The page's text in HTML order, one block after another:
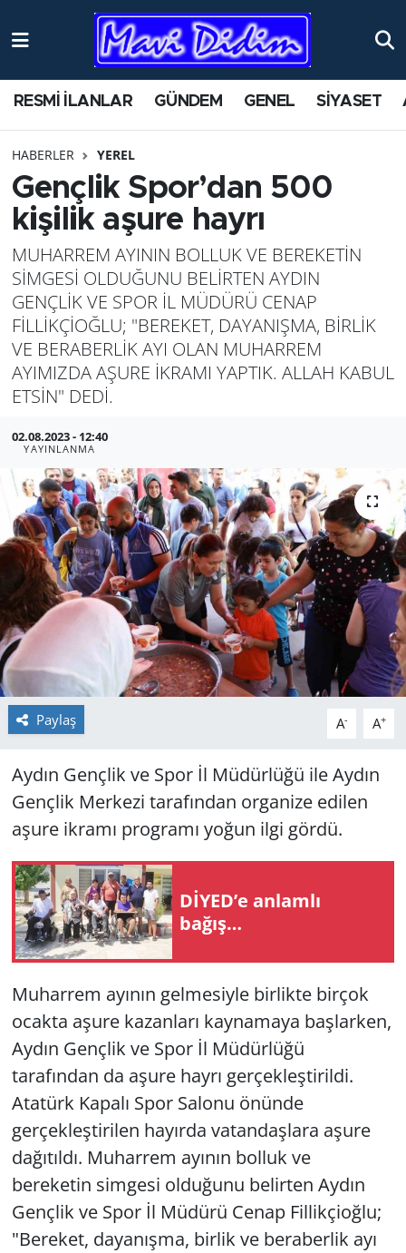
RESMİ İLANLAR GÜNDEM GENEL SİYASET
HABERLER YEREL
Gençlik Spor’dan 500
kişilik aşure hayrı
MUHARREM AYININ BOLLUK VE BEREKETİN
SİMGESİ OLDUĞUNU BELİRTEN AYDIN
GENÇLİK VE SPOR İL MÜDÜRÜ CENAP
FİLLİKÇİOĞLU; "BEREKET, DAYANIŞMA, BİRLİK
VE BERABERLİK AYI OLAN MUHARREM
AYIMIZDA AŞURE İKRAMI YAPTIK. ALLAH KABUL
ETSİN" DEDİ.
02.08.2023 - 12:40
YAYINLANMA
Paylaş A- A+
Aydın Gençlik ve Spor İl Müdürlüğü ile Aydın
Gençlik Merkezi tarafından organize edilen
aşure ikramı programı yoğun ilgi gördü.
DİYED’e anlamlı
bağış…
Muharrem ayının gelmesiyle birlikte birçok
ocakta aşure kazanları kaynamaya başlarken,
Aydın Gençlik ve Spor İl Müdürlüğü
tarafından da aşure hayrı gerçekleştirildi.
Atatürk Kapalı Spor Salonu önünde
gerçekleştirilen hayırda vatandaşlara aşure
dağıtıldı. Muharrem ayının bolluk ve
bereketin simgesi olduğunu belirten Aydın
Gençlik ve Spor İl Müdürü Cenap Fillikçioğlu;
"Bereket, dayanışma, birlik ve beraberlik ayı
ANTİK YERLER
AYDIN
BİLİM VE TEKNOLOJİ
ÇEVRE
EĞİTİM
EKONOMİ
GENEL
GÜNDEM
HABERDE İNSAN
KÜLTÜR SANAT
MAGAZİN
POLİTİKA
RESMİ İLANLAR
SAĞLIK
SİYASET
SPOR
Nöbetçi Eczaneler
Namaz Vakitleri
Trafik Durumu
Süper Lig Puan Durumu ve Fikstür
Tüm Manşetler
Son Dakika Haberleri
Haber Arşivi